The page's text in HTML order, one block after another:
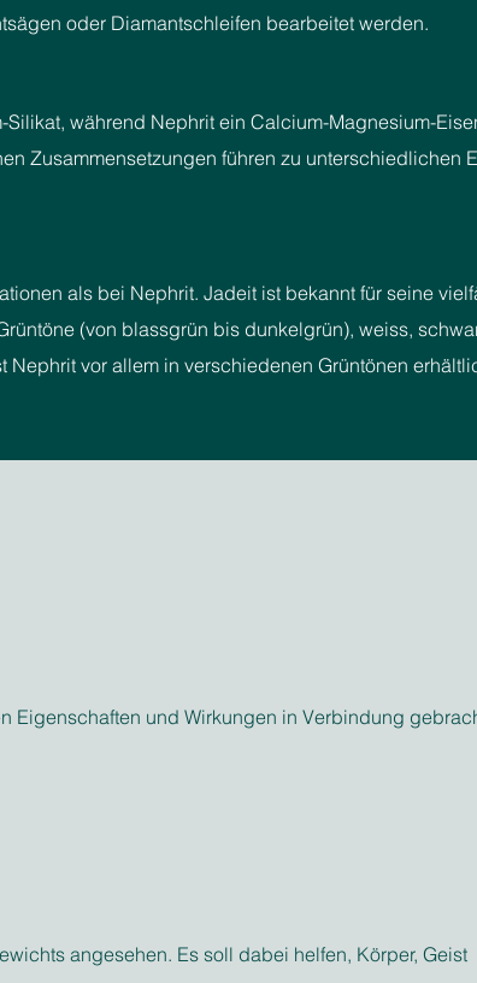
oder Diamantschleifen bearbeitet werden.
während Nephrit ein Calcium-Magnesium-
Zusammensetzungen führen zu unterschiedlichen
als bei Nephrit. Jadeit ist bekannt für seine
(von blassgrün bis dunkelgrün), weiss,
Nephrit vor allem in verschiedenen Grüntönen
Eigenschaften und Wirkungen in Verbindung
angesehen. Es soll dabei helfen, Körper, Geist